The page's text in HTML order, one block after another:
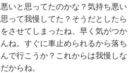
いと思ってたのかな？気持ち悪い
って我慢してた？そうだとしたら
させてしまったね、早く気がつか
ね。すぐに車止められるから落ち
で行こうか？これからは我慢しな
からね。